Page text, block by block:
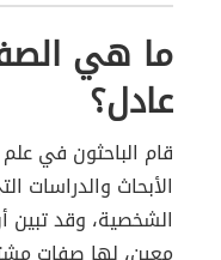
ما هي
عادل؟
قام الباحثون في
الأبحاث والدراسات
الشخصية، وقد